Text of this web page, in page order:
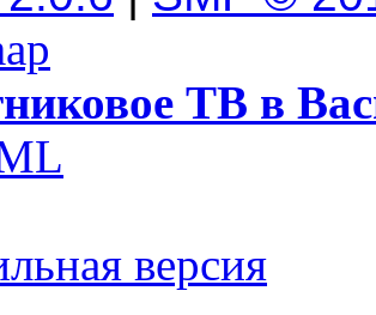
ТВ в
версия